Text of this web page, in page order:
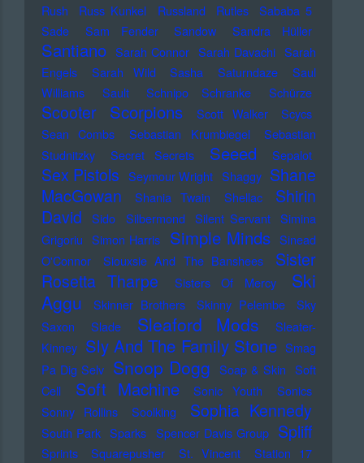
Rush
Russ Kunkel Russland Rutles
Sababa 5
Sade
Sam Fender Sandow Sandra Hüller
Santiano Sarah Connor Sarah Davachi Sarah
Engels
Sarah Wild Sasha Saturndaze
Saul
Williams
Sault Schnipo Schranke Schürze
Scooter Scorpions Scott Walker
Scycs
Sean Combs
Sebastian Krumbiegel
Sebastian
Studnitzky
Secret Secrets Seeed Sepalot
Sex Pistols Seymour Wright Shaggy Shane
MacGowan
Shania Twain Shellac
Shirin
David
Sido Silbermond Silent Servant Simina
Grigoriu Simon Harris Simple Minds Sinead
O'Connor
Siouxsie And The Banshees
Sister
Rosetta Tharpe
Sisters Of Mercy
Ski
Aggu
Skinner Brothers Skinny Pelembe
Sky
Saxon
Slade Sleaford Mods
Sleater-
Kinney Sly And The Family Stone Smag
Pa Dig Selv Snoop Dogg Soap & Skin Soft
Cell
Soft Machine Sonic Youth
Sonics
Sonny Rollins
Soolking Sophia Kennedy
South Park Sparks Spencer Davis Group Spliff
Sprints Squarepusher St. Vincent
Station 17